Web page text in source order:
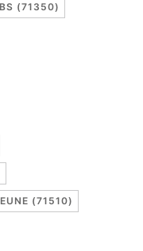
(71350)
(71510)